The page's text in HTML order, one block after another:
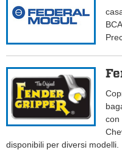
con
disponibili per diversi modelli.